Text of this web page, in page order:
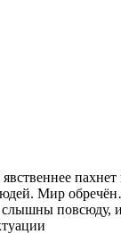
Мир
повсюду,